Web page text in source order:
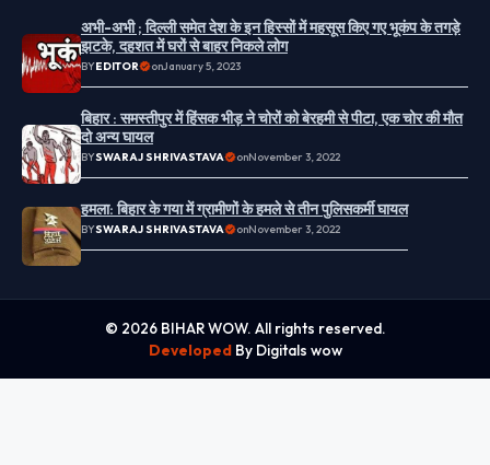
अभी-अभी ; दिल्ली समेत देश के इन हिस्सों में महसूस किए गए भूकंप के तगड़े
झटके, दहशत में घरों से बाहर निकले लोग
BYEDITOR onJanuary 5, 2023
बिहार : समस्तीपुर में हिंसक भीड़ ने चोरों को बेरहमी से पीटा, एक चोर की मौत
दो अन्य घायल
BYSWARAJ SHRIVASTAVA onNovember 3, 2022
हमला: बिहार के गया में ग्रामीणों के हमले से तीन पुलिसकर्मी घायल
BYSWARAJ SHRIVASTAVA onNovember 3, 2022
© 2026 BIHAR WOW. All rights reserved.
Developed By Digitals wow